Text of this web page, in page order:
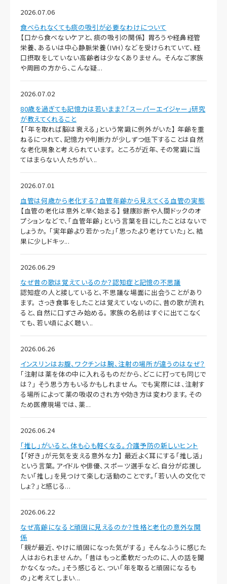
2026.07.06
食べられなくても痰の吸引が必要なわけについて
【口から食べないケアと、痰の吸引の関係】 胃ろうや経鼻経管
栄養、あるいは中心静脈栄養（IVH）などを受けられていて、経
口摂取をしていない高齢者は少なくありません。 そんなご家族
や周囲の方から、こんな疑...
2026.07.02
80歳を過ぎても記憶力は若いまま？「スーパーエイジャー」研究
が教えてくれること
【「年を取れば脳は衰える」という常識に例外がいた】 年齢を重
ねるにつれて、記憶力や判断力が少しずつ低下することは自然
な老化現象と考えられています。 ところが近年、その常識に当
てはまらない人たちがい...
2026.07.01
血管は何歳から老化する？血管年齢から見えてくる血管の実態
【血管の老化は意外と早く始まる】 健康診断や人間ドックのオ
プションなどで、「血管年齢」という言葉を目にしたことはないで
しょうか。 「実年齢より若かった」「思ったより老けていた」と、結
果に少しドキッ...
2026.06.29
なぜ昔の歌は覚えているのか？認知症と記憶の不思議
認知症の人と接していると、不思議な場面に出会うことがあり
ます。 さっき食事をしたことは覚えていないのに、昔の歌が流れ
ると、自然に口ずさみ始める。 家族の名前はすぐに出てこなく
ても、若い頃によく聴い...
2026.06.26
インスリンはお腹、ワクチンは腕、注射の場所が違うのはなぜ？
「注射は薬を体の中に入れるものだから、どこに打っても同じで
は？」 そう思う方もいるかもしれません。 でも実際には、注射す
る場所によって薬の吸収のされ方や効き方は変わります。その
ため医療現場では、薬...
2026.06.24
「推し」がいると、体も心も軽くなる。介護予防の新しいヒント
【「好き」が元気を支える意外な力】 最近よく耳にする「推し活」
という言葉。アイドルや俳優、スポーツ選手など、自分が応援し
たい「推し」を見つけて楽しむ活動のことです。「若い人の文化で
しょ？」と感じる...
2026.06.22
なぜ高齢になると頑固に見えるのか？性格と老化の意外な関
係
「親が最近、やけに頑固になった気がする」 そんなふうに感じた
人はおられませんか。 「昔はもっと柔軟だったのに、人の話を聞
かなくなった。」そう感じると、つい「年を取ると頑固になるも
の」と考えてしまい...